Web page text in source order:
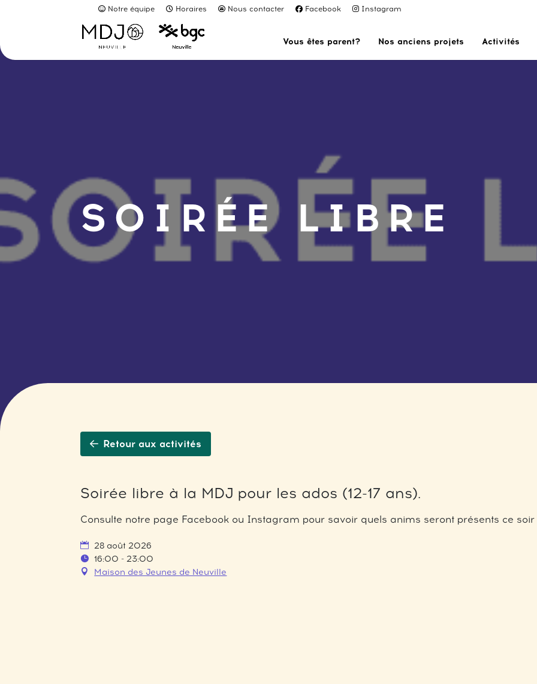
Notre équipe Horaires Nous contacter Facebook Instagram
Vous êtes parent? Nos anciens projets Activités
SOIRÉE LIBRE
Retour aux activités
Soirée libre à la MDJ pour les ados (12-17 ans).
Consulte notre page Facebook ou Instagram pour savoir quels anims seront présents ce soir
28 août 2026
16:00 - 23:00
Maison des Jeunes de Neuville